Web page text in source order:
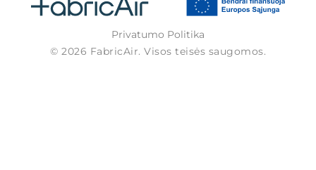
© 2026 FabricAir. Visos teisės saugomos.
Privatumo Politika